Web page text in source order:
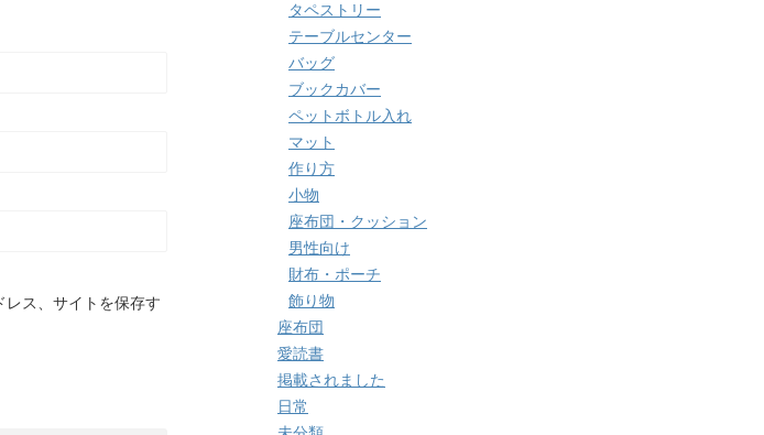
ス、サイトを保存す
タペストリー
テーブルセンター
バッグ
ブックカバー
ペットボトル入れ
マット
作り方
小物
座布団・クッション
男性向け
財布・ポーチ
飾り物
座布団
愛読書
掲載されました
日常